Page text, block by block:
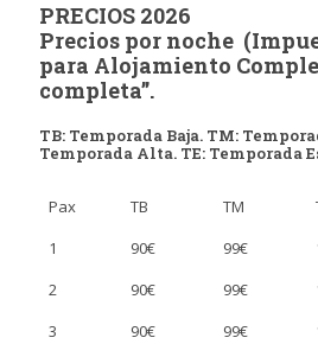
PRECIOS 2026
Precios por noche
para Alojamiento
completa”.
TB: Temporada Baja. TM:
Temporada Alta. TE: Temporada
Pax TB TM
1
90€ 99€
2
90€ 99€
3
90€ 99€